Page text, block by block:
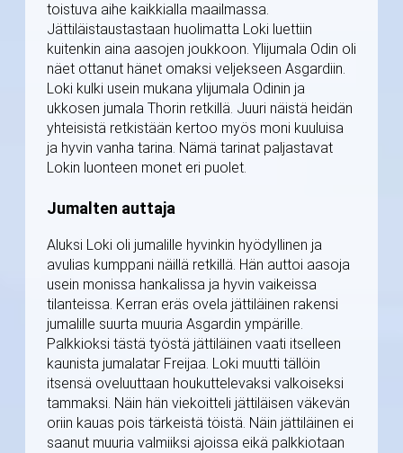
toistuva aihe kaikkialla maailmassa.
Jättiläistaustastaan huolimatta Loki luettiin
kuitenkin aina aasojen joukkoon. Ylijumala Odin oli
näet ottanut hänet omaksi veljekseen Asgardiin.
Loki kulki usein mukana ylijumala Odinin ja
ukkosen jumala Thorin retkillä. Juuri näistä heidän
yhteisistä retkistään kertoo myös moni kuuluisa
ja hyvin vanha tarina. Nämä tarinat paljastavat
Lokin luonteen monet eri puolet.
Jumalten auttaja
Aluksi Loki oli jumalille hyvinkin hyödyllinen ja
avulias kumppani näillä retkillä. Hän auttoi aasoja
usein monissa hankalissa ja hyvin vaikeissa
tilanteissa. Kerran eräs ovela jättiläinen rakensi
jumalille suurta muuria Asgardin ympärille.
Palkkioksi tästä työstä jättiläinen vaati itselleen
kaunista jumalatar Freijaa. Loki muutti tällöin
itsensä oveluuttaan houkuttelevaksi valkoiseksi
tammaksi. Näin hän viekoitteli jättiläisen väkevän
oriin kauas pois tärkeistä töistä. Näin jättiläinen ei
saanut muuria valmiiksi ajoissa eikä palkkiotaan